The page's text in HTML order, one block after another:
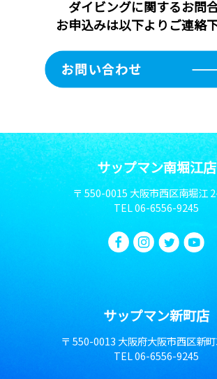
ダイビングに関するお問合
お申込みは以下よりご連絡
サップマン南堀江店
〒 550-0015 大阪市西区南堀江
TEL06-6556-9245
サップマン新町店
〒 550-0013 大阪府大阪市西区新
TEL06-6556-9245